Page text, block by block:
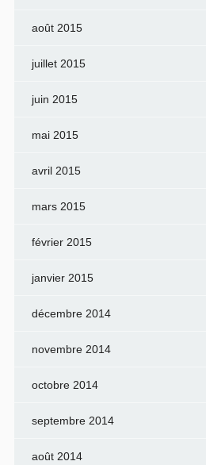
août 2015
juillet 2015
juin 2015
mai 2015
avril 2015
mars 2015
février 2015
janvier 2015
décembre 2014
novembre 2014
octobre 2014
septembre 2014
août 2014